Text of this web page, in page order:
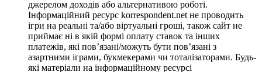
джерелом доходів або альтернативою роботі.
Інформаційний ресурс korrespondent.net не проводить
ігри на реальні та/або віртуальні гроші, також сайт не
приймає ні в якій формі оплату ставок та інших
платежів, які пов’язані/можуть бути пов’язані з
азартними іграми, букмекерами чи тоталізаторами. Будь-
які матеріали на інформаційному ресурсі